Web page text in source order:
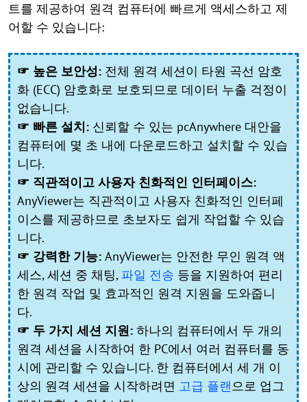
트를 제공하여 원격 컴퓨터에 빠르게 액세스하고 제
어할 수 있습니다:
☞ 높은 보안성: 전체 원격 세션이 타원 곡선 암호
화 (ECC) 암호화로 보호되므로 데이터 누출 걱정이
없습니다.
☞ 빠른 설치: 신뢰할 수 있는 pcAnywhere 대안을
컴퓨터에 몇 초 내에 다운로드하고 설치할 수 있습
니다.
☞ 직관적이고 사용자 친화적인 인터페이스:
AnyViewer는 직관적이고 사용자 친화적인 인터페
이스를 제공하므로 초보자도 쉽게 작업할 수 있습
니다.
☞ 강력한 기능: AnyViewer는 안전한 무인 원격 액
세스, 세션 중 채팅, 파일 전송 등을 지원하여 편리
한 원격 작업 및 효과적인 원격 지원을 도와줍니
다.
☞ 두 가지 세션 지원: 하나의 컴퓨터에서 두 개의
원격 세션을 시작하여 한 PC에서 여러 컴퓨터를 동
시에 관리할 수 있습니다. 한 컴퓨터에서 세 개 이
상의 원격 세션을 시작하려면 고급 플랜으로 업그